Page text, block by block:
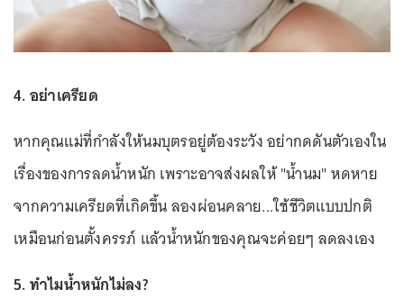
4. อย่าเครียด
หากคุณแม่ที่กำลังให้นมบุตรอยู่ต้องระวัง อย่ากดดันตัวเองใน
เรื่องของการลดน้ำหนัก เพราะอาจส่งผลให้ "น้ำนม" หดหาย
จากความเครียดที่เกิดขึ้น ลองผ่อนคลาย...ใช้ชีวิตแบบปกติ
เหมือนก่อนตั้งครรภ์ แล้วน้ำหนักของคุณจะค่อยๆ ลดลงเอง
5. ทำไมน้ำหนักไม่ลง?